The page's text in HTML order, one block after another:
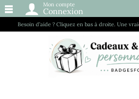
Besoin d’aide ? Cliquez en bas à droite. Une
Mon compte
Connexion